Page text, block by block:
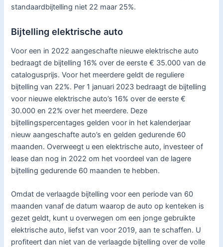
standaardbijtelling niet 22 maar 25%.
Bijtelling elektrische auto
Voor een in 2022 aangeschafte nieuwe elektrische auto
bedraagt de bijtelling 16% over de eerste € 35.000 van de
catalogusprijs. Voor het meerdere geldt de reguliere
bijtelling van 22%. Per 1 januari 2023 bedraagt de bijtelling
voor nieuwe elektrische auto’s 16% over de eerste €
30.000 en 22% over het meerdere. Deze
bijtellingspercentages gelden voor in het kalenderjaar
nieuw aangeschafte auto’s en gelden gedurende 60
maanden. Overweegt u een elektrische auto, investeer of
lease dan nog in 2022 om het voordeel van de lagere
bijtelling gedurende 60 maanden te hebben.
Omdat de verlaagde bijtelling voor een periode van 60
maanden vanaf de datum waarop de auto op kenteken is
gezet geldt, kunt u overwegen om een jonge gebruikte
elektrische auto, liefst van voor 2019, aan te schaffen. U
profiteert dan niet van de verlaagde bijtelling over de volle